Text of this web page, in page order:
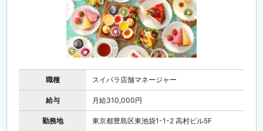
職種 スイパラ店舗マネージャー
給与 月給310,000円
勤務地 東京都豊島区東池袋1-1-2 高村ビル5F